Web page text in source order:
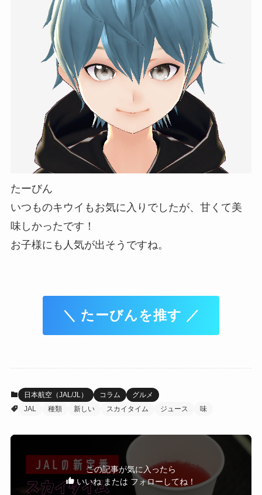
たーびん
いつものキウイもお気に入りでしたが、甘くて美
味しかったです！
お子様にも人気が出そうですね。
＼ たーびんを推す ／
日本航空（JAL/JL） コラム
グルメ
JAL
種類 新しい スカイタイム ジュース 味
この記事が気に入ったら
いいね または フォローしてね！